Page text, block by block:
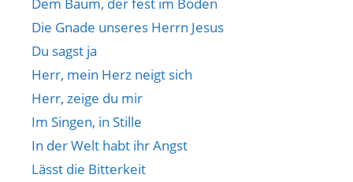
Die Gnade unseres Herrn Jesus
Du sagst ja
Herr, mein Herz neigt sich
Herr, zeige du mir
Im Singen, in Stille
In der Welt habt ihr Angst
Lässt die Bitterkeit